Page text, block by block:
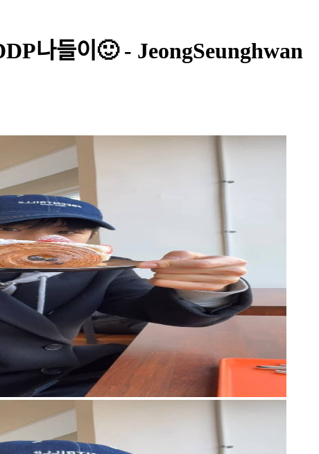
나들이🙂 - JeongSeunghwan